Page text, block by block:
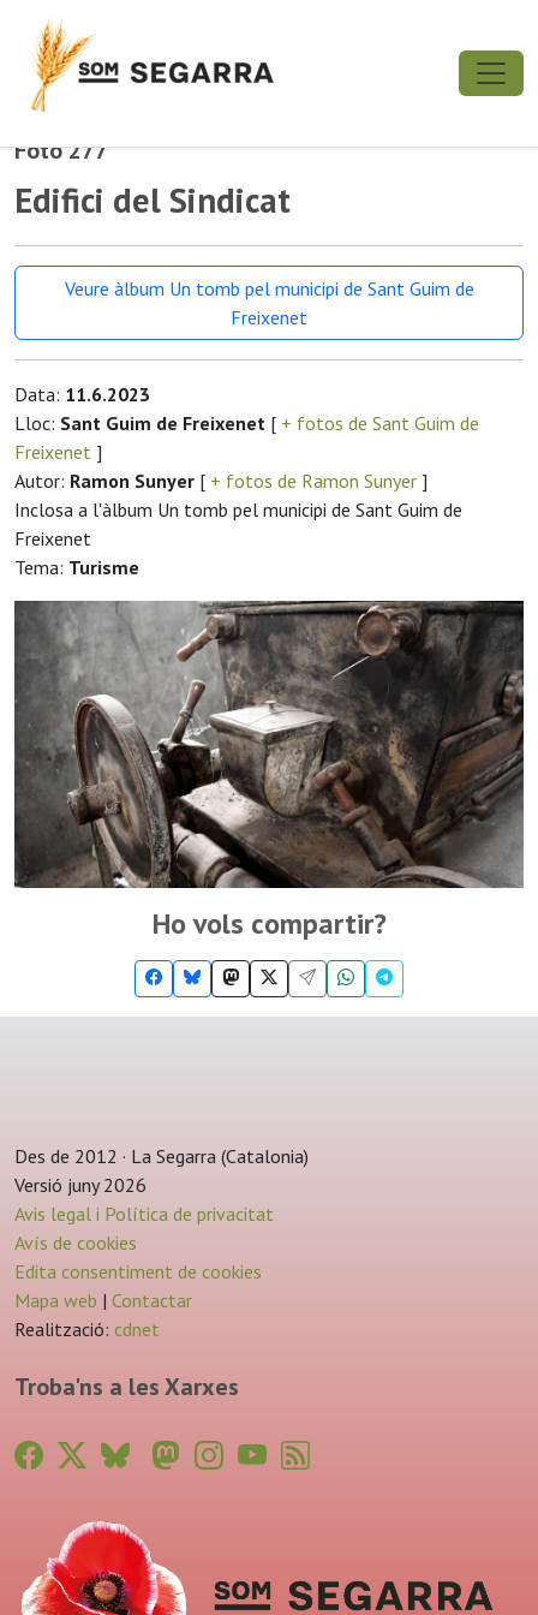
Foto 277
Edifici del Sindicat
Veure àlbum Un tomb pel municipi de Sant Guim de
Freixenet
Data: 11.6.2023
Lloc: Sant Guim de Freixenet [ + fotos de Sant Guim de
Freixenet ]
Autor: Ramon Sunyer [ + fotos de Ramon Sunyer ]
Inclosa a l'àlbum Un tomb pel municipi de Sant Guim de
Freixenet
Tema: Turisme
Ho vols compartir?
Des de 2012 · La Segarra (Catalonia)
Versió juny 2026
Avis legal i Política de privacitat
Avís de cookies
Edita consentiment de cookies
Mapa web | Contactar
Realització: cdnet
Troba'ns a les Xarxes